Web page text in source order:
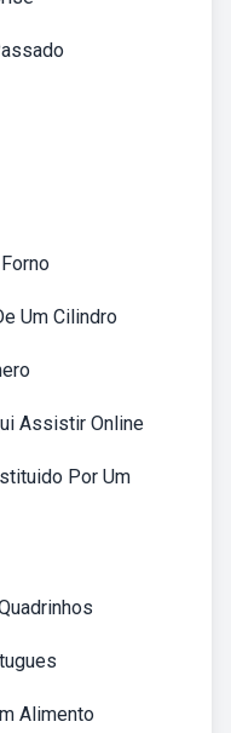
Um Cilindro
Assistir Online
Por Um
Alimento